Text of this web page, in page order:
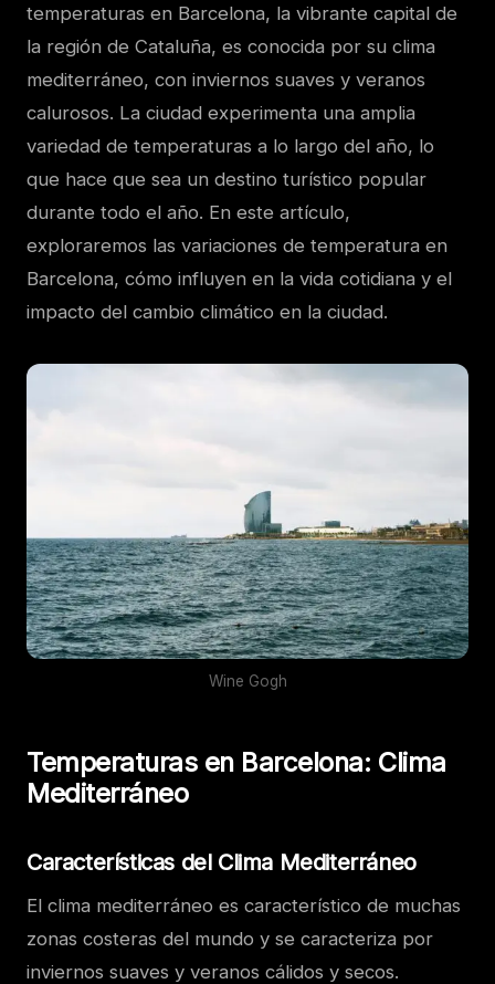
temperaturas en Barcelona, la vibrante capital de
la región de Cataluña, es conocida por su clima
mediterráneo, con inviernos suaves y veranos
calurosos. La ciudad experimenta una amplia
variedad de temperaturas a lo largo del año, lo
que hace que sea un destino turístico popular
durante todo el año. En este artículo,
exploraremos las variaciones de temperatura en
Barcelona, cómo influyen en la vida cotidiana y el
impacto del cambio climático en la ciudad.
Wine Gogh
Temperaturas en Barcelona: Clima
Mediterráneo
Características del Clima Mediterráneo
El clima mediterráneo es característico de muchas
zonas costeras del mundo y se caracteriza por
inviernos suaves y veranos cálidos y secos.